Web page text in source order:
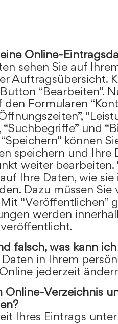
Online-
sehen Sie auf
Auftragsübersicht.
“Bearbeiten”.
Formularen
“Suchbegriffe” und
können
speichern und Ihre
weiter bearbeiten.
Ihre Daten, wie
Dazu müssen Sie
“Veröffentlichen”
werden
falsch, was kann
in Ihrem
jederzeit
Online-Verzeichnis
Ihres Eintrags